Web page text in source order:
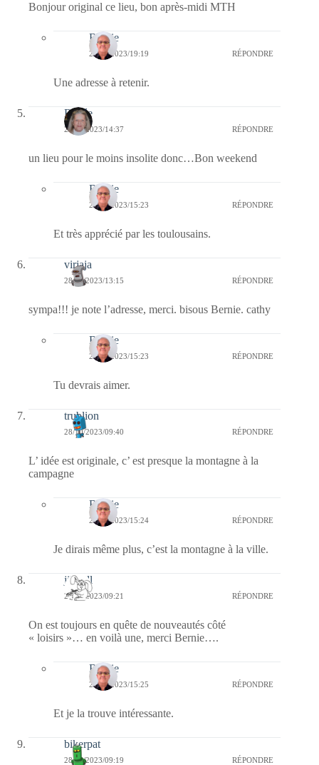
Bonjour original ce lieu, bon après-midi MTH
Bernie
28/10/2023/19:19 RÉPONDRE
Une adresse à retenir.
Renée
28/10/2023/14:37 RÉPONDRE
un lieu pour le moins insolite donc…Bon weekend
Bernie
28/10/2023/15:23 RÉPONDRE
Et très apprécié par les toulousains.
virjaja
28/10/2023/13:15 RÉPONDRE
sympa!!! je note l’adresse, merci. bisous Bernie. cathy
Bernie
28/10/2023/15:23 RÉPONDRE
Tu devrais aimer.
trublion
28/10/2023/09:40 RÉPONDRE
L’ idée est originale, c’ est presque la montagne à la
campagne
Bernie
28/10/2023/15:24 RÉPONDRE
Je dirais même plus, c’est la montagne à la ville.
jill bill
28/10/2023/09:21 RÉPONDRE
On est toujours en quête de nouveautés côté
« loisirs »… en voilà une, merci Bernie….
Bernie
28/10/2023/15:25 RÉPONDRE
Et je la trouve intéressante.
bikerpat
28/10/2023/09:19 RÉPONDRE